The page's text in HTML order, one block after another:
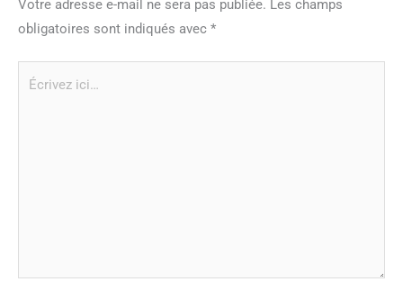
Votre adresse e-mail ne sera pas publiée. Les champs
obligatoires sont indiqués avec *